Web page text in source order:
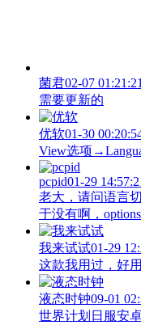
菌君02-07 01:21:21
需要更新的
优软01-30
View‌选项
pcpid01-29
老大，请问语言
于没有啊，
我来试试01-29
这款我用过，好用
液态时钟09-01
世界计划日服安